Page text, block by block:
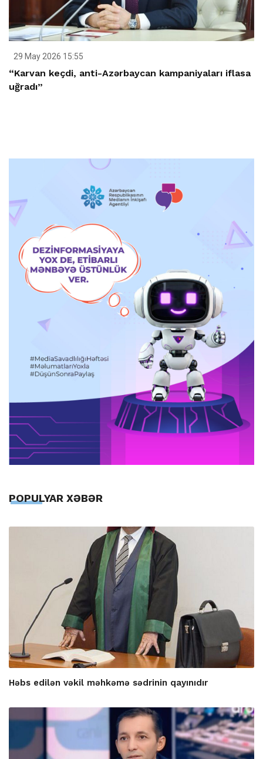
29 May 2026 15:55
“Karvan keçdi, anti-Azərbaycan kampaniyaları iflasa
uğradı”
POPULYAR XƏBƏR
Həbs edilən vəkil məhkəmə sədrinin qayınıdır